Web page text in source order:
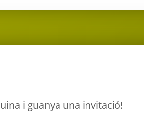
i guanya una invitació!